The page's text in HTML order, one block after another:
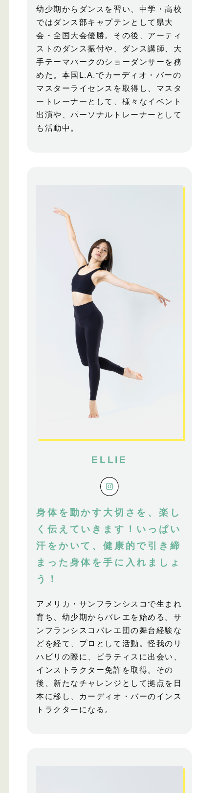
幼少期からダンスを習い、中学・高校
ではダンス部キャプテンとして県大
会・全国大会優勝。その後、アーティ
ストのダンス振付や、ダンス講師、大
手テーマパークのショーダンサーを務
めた。本国L.A.でカーディオ・バーの
マスターライセンスを取得し、マスタ
ートレーナーとして、様々なイベント
出演や、パーソナルトレーナーとして
も活動中。
ELLIE
身体を動かす大切さを、楽し
く伝えていきます！いっぱい
汗をかいて、健康的で引き締
まった身体を手に入れましょ
う！
アメリカ・サンフランシスコで生まれ
育ち、幼少期からバレエを始める。サ
ンフランシスコバレエ団の舞台経験な
どを経て、プロとして活動。怪我のリ
ハビリの際に、ピラティスに出会い、
インストラクター免許を取得。その
後、新たなチャレンジとして拠点を日
本に移し、カーディオ・バーのインス
トラクターになる。